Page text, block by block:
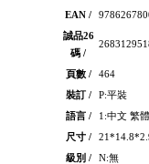
EAN /
誠品26
碼 /
頁數 /
464
裝訂 /
P:平裝
語言 /
1:中文 繁體
尺寸 /
級別 /
N:無